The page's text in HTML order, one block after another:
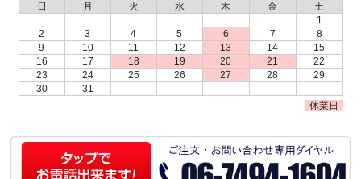
日
月 火 水 木 金
土
1
2
3 4 5 6 7
8
9
10 11 12 13 14
15
16
17 18 19 20 21
22
23
24 25 26 27 28
29
30
31
休業日